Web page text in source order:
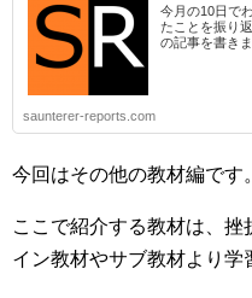
今月の10日で
たことを振り
の記事を書きま
saunterer-reports.com
今回はその他の教材編です。
ここで紹介する教材は、挫
イン教材やサブ教材より学